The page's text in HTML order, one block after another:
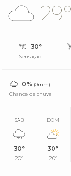
29°
30°
Sensação
0% (0mm)
Chance de chuva
SÁB
30°
20°
DOM
30°
20°